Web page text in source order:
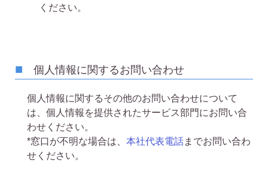
ください。
個人情報に関するお問い合わせ
個人情報に関するその他のお問い合わせについて
は、個人情報を提供されたサービス部門にお問い合
わせください。
*窓口が不明な場合は、 本社代表電話までお問い合わ
せください。